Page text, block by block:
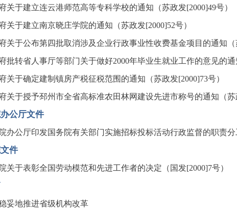
关于建立连云港师范高等专科学校的通知（苏政发[2000]49号）
关于建立南京晓庄学院的通知（苏政发[2000]52号）
关于公布第四批取消涉及企业行政事业性收费基金项目的通知（
批转省人事厅等部门关于做好2000年毕业生就业工作的意见的通
关于确定建制镇房产税征税范围的通知（苏政发[2000]73号）
关于授予邳州市全省高标准农田林网建设先进市称号的通知（苏
公厅文件
办公厅印发国务院有关部门实施招标投标活动行政监督的职责分
件
关于表彰全国劳动模范和先进工作者的决定（国发[2000]7号）
妥地推进省级机构改革